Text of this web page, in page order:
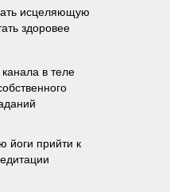
исцеляющую
здоровее
в теле
йоги прийти к